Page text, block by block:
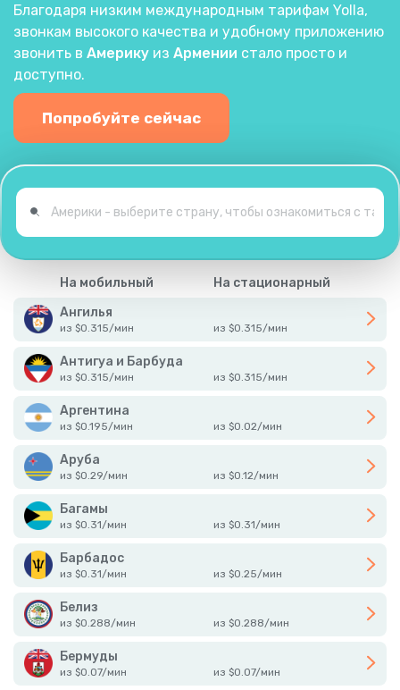
Благодаря низким международным тарифам Yolla,
звонкам высокого качества и удобному приложению
звонить в Америку из Армении стало просто и
доступно.
Попробуйте сейчас
На мобильный
На стационарный
Ангилья
из $0.315/мин из $0.315/мин
Антигуа и Барбуда
из $0.315/мин из $0.315/мин
Аргентина
из $0.195/мин из $0.02/мин
Аруба
из $0.29/мин из $0.12/мин
Багамы
из $0.31/мин из $0.31/мин
Барбадос
из $0.31/мин из $0.25/мин
Белиз
из $0.288/мин из $0.288/мин
Бермуды
из $0.07/мин из $0.07/мин